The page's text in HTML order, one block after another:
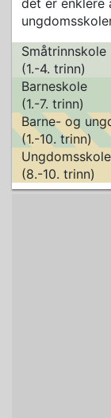
det er enklere
Småtrinnskole
(1.-4. trinn)
Barneskole
(1.-7. trinn)
Barne- og
(1.-10. trinn)
Ungdomsskole
(8.-10. trinn)